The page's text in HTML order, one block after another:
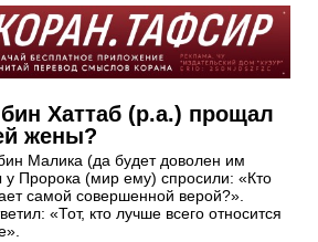
Хаттаб (р.а.) прощал
жены?
Малика (да будет доволен им
Пророка (мир ему) спросили: «Кто
самой совершенной верой?».
«Тот, кто лучше всего относится